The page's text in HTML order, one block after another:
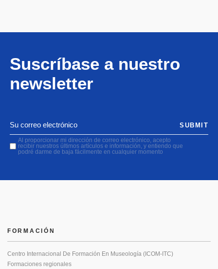
Suscríbase a nuestro
newsletter
Al proporcionar mi dirección de correo electrónico, acepto
recibir nuestros últimos artículos e información, y entiendo que
podré darme de baja fácilmente en cualquier momento
SUBMIT
FORMACIÓN
Centro Internacional De Formación En Museología (ICOM-ITC)
Formaciones regionales